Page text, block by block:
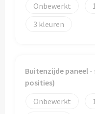
Onbewerkt
3
Buitenzijde paneel
posities)
Onbewerkt